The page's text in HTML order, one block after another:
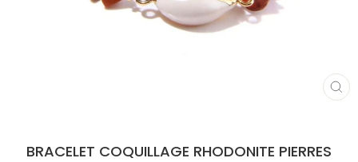
BRACELET COQUILLAGE RHODONITE PIERRES